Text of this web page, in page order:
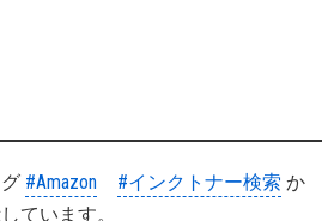
#Amazon #インクトナー検索 か
ています。